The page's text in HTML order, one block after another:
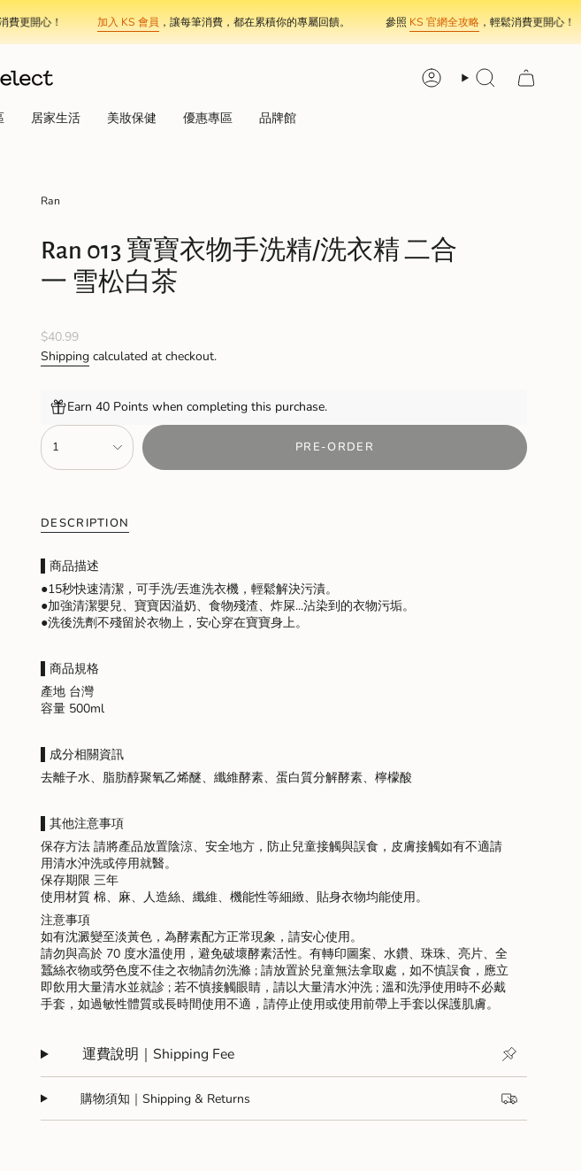
開心！ 加入 KS 會員 ，讓每筆消費，都在累積你的專屬回饋。 KS 官網全攻略，輕鬆消費更開心！
AccountSearch
居家生活 美妝保健 優惠專區 品牌館
Ran
Ran 013 寶寶衣物手洗精/洗衣精 二合
一 雪松白茶
Regular
price
$40.99
Shipping calculated at checkout.
Earn 40 Points when completing this purchase.
{"in_cart_html"=>"
<span
class=\"quantity-
quantity
}}
cart",
"decrease"=>"Decrease
quantity
for
product
}}",
"multiples_of"=>"Increments
of
quantity
}}",
"minimum_of"=>"Minimum
{{
quantity
}}",
"maximum_of"=>"Maximum
of
{{
quantity
}}"}
1 PRE-ORDER
DESCRIPTION
▌商品描述
●15秒快速清潔，可手洗/丟進洗衣機，輕鬆解決污漬。
●加強清潔嬰兒、寶寶因溢奶、食物殘渣、炸屎...沾染到的衣物污垢。
●洗後洗劑不殘留於衣物上，安心穿在寶寶身上。
▌商品規格
產地 台灣
容量 500ml
成分相關資訊
去離子水、脂肪醇聚氧乙烯醚、纖維酵素、蛋白質分解酵素、檸檬酸
▌其他注意事項
保存方法 請將產品放置陰涼、安全地方，防止兒童接觸與誤食，皮膚接觸如有不適請
用清水沖洗或停用就醫。
保存期限 三年
使用材質 棉、麻、人造絲、纖維、機能性等細緻、貼身衣物均能使用。
注意事項
如有沈澱變至淡黃色，為酵素配方正常現象，請安心使用。
請勿與高於 70 度水溫使用，避免破壞酵素活性。有轉印圖案、水鑽、珠珠、亮片、全
蠶絲衣物或勞色度不佳之衣物請勿洗滌 ; 請放置於兒童無法拿取處，如不慎誤食，應立
即飲用大量清水並就診 ; 若不慎接觸眼睛，請以大量清水沖洗 ; 溫和洗淨使用時不必戴
手套，如過敏性體質或長時間使用不適，請停止使用或使用前帶上手套以保護肌膚。
運費說明｜Shipping Fee
購物須知｜Shipping & Returns